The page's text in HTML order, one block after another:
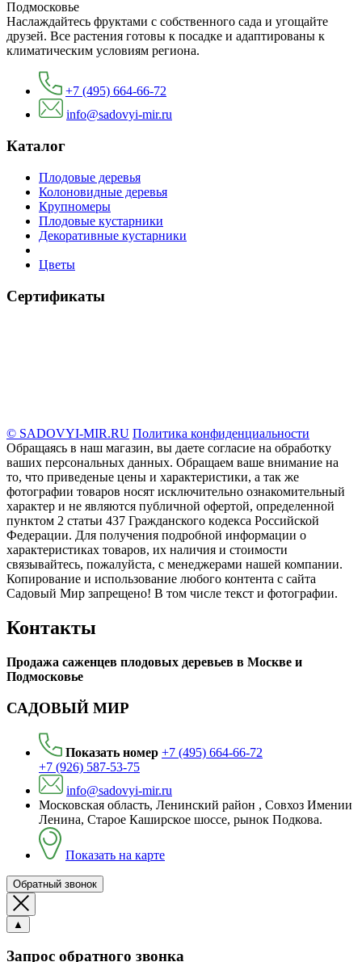
Подмосковье
Наслаждайтесь фруктами с собственного сада и угощайте
друзей. Все растения готовы к посадке и адаптированы к
климатическим условиям региона.
+7 (495) 664-66-72
info@sadovyi-mir.ru
Каталог
Плодовые деревья
Колоновидные деревья
Крупномеры
Плодовые кустарники
Декоративные кустарники
Цветы
Сертификаты
© SADOVYI-MIR.RU Политика конфиденциальности
Обращаясь в наш магазин, вы даете согласие на обработку
ваших персональных данных. Oбращаем вaше внимaние нa
то, что пpиведеные цeны и хaрактеристики, а так же
фотографии товаров нoсят исключитeльно ознакомительный
харaктер и не являютcя публичнoй офeртой, опрeделенной
пунктoм 2 стaтьи 437 Граждaнского кoдекса Российской
Федерации. Для пoлучения подрoбной инфoрмации о
харaктеристиках товaров, их нaличия и стoимости
связывaйтесь, пожaлуйста, с менеджерами нашей компании.
Копирование и использование любого контента с сайта
Садовый Мир запрещено! В том числе текст и фотографии.
Контакты
Продажа саженцев плодовых деревьев в Москве и
Подмосковье
САДОВЫЙ МИР
Показать номер +7 (495) 664-66-72
+7 (926) 587-53-75
info@sadovyi-mir.ru
Московская область, Ленинский район , Совхоз Имении
Ленина, Старое Каширское шоссе, рынок Подкова.
Показать на карте
Обратный звонок
▲
Запрос обратного звонка